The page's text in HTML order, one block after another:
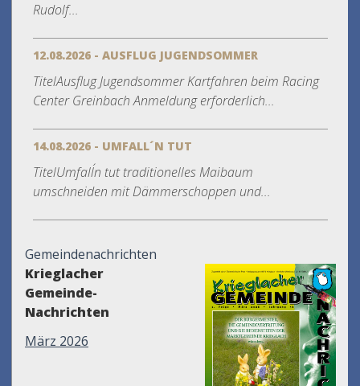
Rudolf...
12.08.2026 - AUSFLUG JUGENDSOMMER
TitelAusflug Jugendsommer Kartfahren beim Racing
Center Greinbach Anmeldung erforderlich...
14.08.2026 - UMFALL´N TUT
TitelUmfall´n tut traditionelles Maibaum
umschneiden mit Dämmerschoppen und...
Gemeindenachrichten
Krieglacher
Gemeinde-
Nachrichten
März 2026